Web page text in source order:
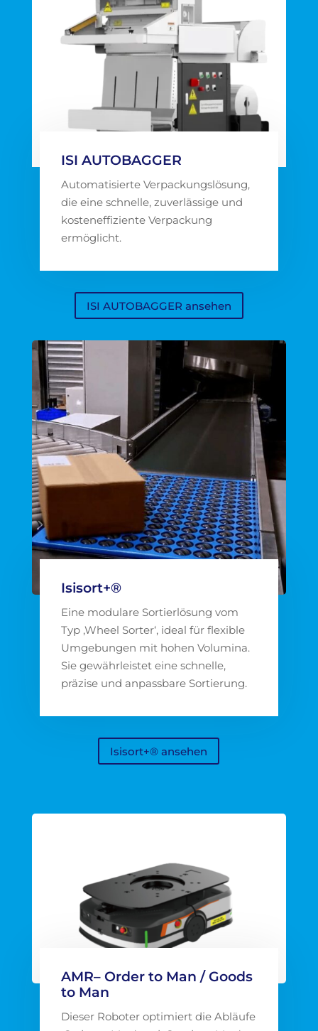
ISI AUTOBAGGER
Automatisierte Verpackungslösung,
die eine schnelle, zuverlässige und
kosteneffiziente Verpackung
ermöglicht.
ISI AUTOBAGGER ansehen
Isisort+®
Eine modulare Sortierlösung vom
Typ ‚Wheel Sorter‘, ideal für flexible
Umgebungen mit hohen Volumina.
Sie gewährleistet eine schnelle,
präzise und anpassbare Sortierung.
Isisort+® ansehen
AMR– Order to Man / Goods
to Man
Dieser Roboter optimiert die Abläufe